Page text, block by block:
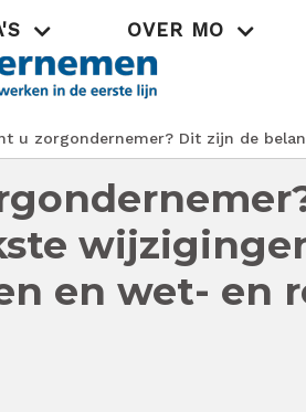
OVER MO
u zorgondernemer? Dit zijn de
en wet- en